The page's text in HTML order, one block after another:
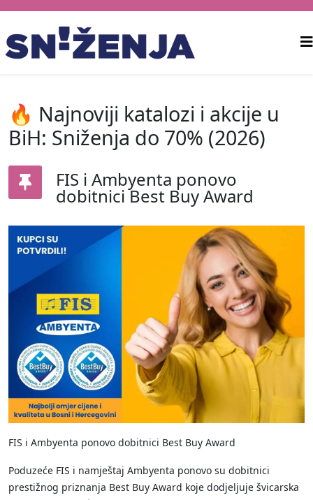
🔥 Najnoviji katalozi i akcije u
BiH: Sniženja do 70% (2026)
FIS i Ambyenta ponovo
dobitnici Best Buy Award
FIS i Ambyenta ponovo dobitnici Best Buy Award
Poduzeće FIS i namještaj Ambyenta ponovo su dobitnici
prestižnog priznanja Best Buy Award koje dodjeljuje švicarska